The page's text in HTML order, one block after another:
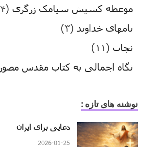
موعظه کشیش سیامک زرگری (۱۴)
نامهای خداوند (۳)
نجات (۱۱)
نگاه اجمالی به کتاب مقدس مصور
نوشنه های تازه :
دعایی برای ایران
2026-01-25